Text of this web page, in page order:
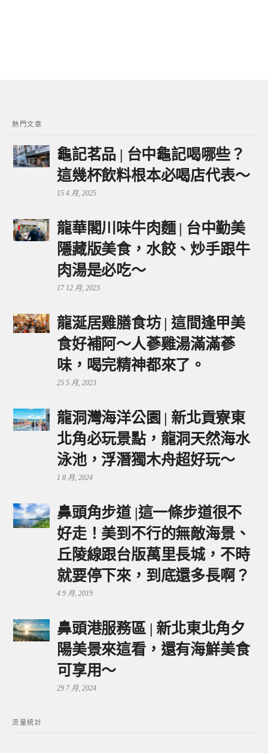
熱門文章
龜記茗品 | 台中龜記喝哪些？
這幾杯飲料根本必喝店代表～
15 4 月, 2025
龍華閣川味牛肉麵 | 台中勤美
隱藏版美食，水餃、炒手跟牛
肉湯是必吃～
17 12 月, 2023
龍涎居雞膳食坊 | 這間逢甲美
食好補阿～人蔘雞湯滿滿蔘
味，喝完精神都來了。
25 5 月, 2023
龍洞灣海洋公園 | 新北貢寮東
北角必玩景點，龍洞天然海水
泳池，浮潛獨木舟超好玩～
1 8 月, 2024
鼻頭角步道 |這一條步道很不
好走！美到不行的無敵海景、
丘陵線跟台版萬里長城，不時
就要停下來，到底還多長啊？
4 9 月, 2019
鼻頭港服務區 | 新北東北角夕
陽美景來這看，還有海鮮美食
可享用～
29 7 月, 2024
流量統計